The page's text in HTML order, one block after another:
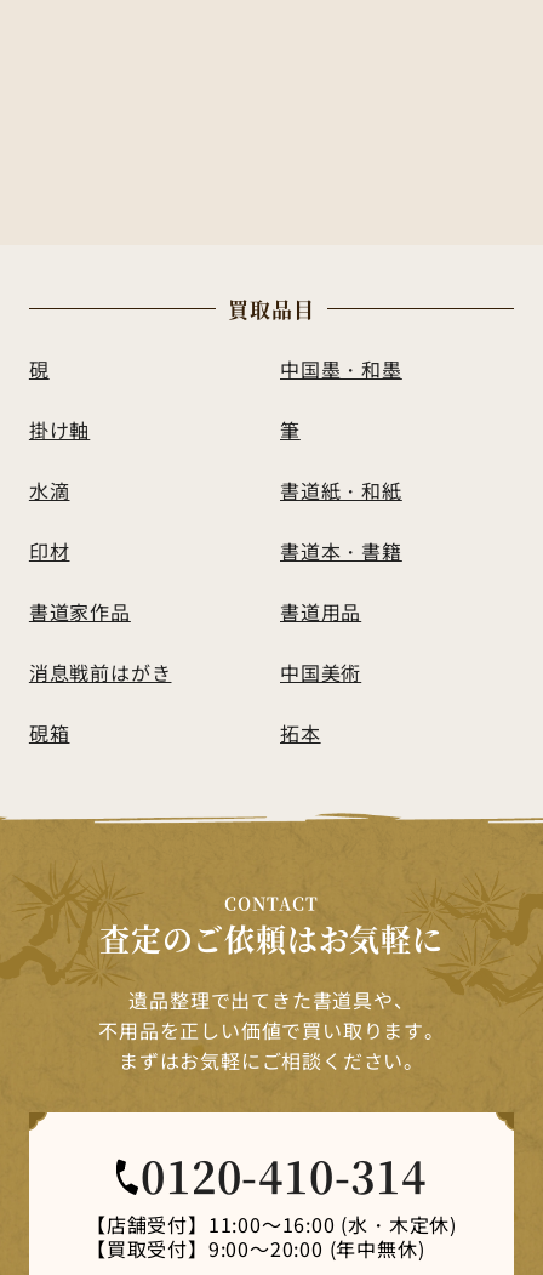
買取品 目
硯 中国墨・和墨
掛け軸 筆
水滴 書道紙・和紙
印材 書道本・書籍
書道家作品 書道用品
消息戦前はがき 中国美術
硯箱 拓本
CONTACT
査定のご依頼はお気軽に
遺品整理で出てきた書道具や、
不用品を正しい価値で買い取ります。
まずはお気軽にご相談ください。
0120-410-314
【店舗受付】 11:00～16:00 (水・木定休)
【買取受付】 9:00～20:00 (年中無休)